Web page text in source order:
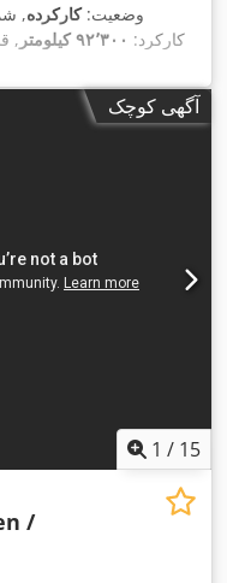
وضعیت:کارکرده,
کارکرد: ۹۲٬۳۰۰ کیلومتر ,
کیلوگرم, حداکثر وزن
فاصله بین دو محور:
آگهی کوچک
1 / 15
/